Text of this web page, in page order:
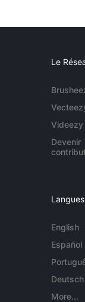
Le
Videezy
Devenir
Langues
English
Español
Deutsch
More...